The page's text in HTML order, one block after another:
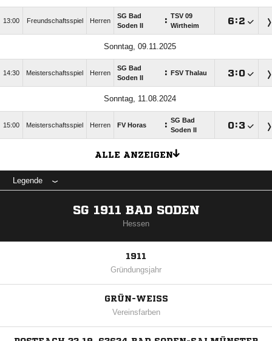
13:00 Freundschaftsspiel Herren
SG Bad
Soden II
: TSV 09
Wirtheim
:
Sonntag, 09.11.2025
14:30 Meisterschaftsspiel Herren
SG Bad
Soden II
: FSV Thalau :
Sonntag, 11.08.2024
15:00 Meisterschaftsspiel Herren FV Horas : SG Bad
Soden II
:
ALLE ANZEIGEN
Legende
SG 1911 BAD SODEN
Hessen
1911
Gründungsjahr
GRÜN-WEISS
Vereinsfarben